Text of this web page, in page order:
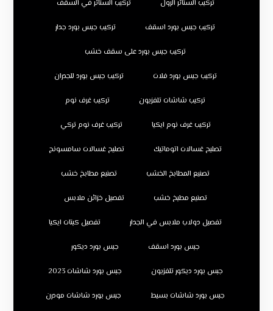
تركيب الستائر الرول تركيب الستائر في السقف
تركيب جبس بورد اسقف تركيب جبس بورد جدار
تركيب جبس بورد على سقف خشب
تركيب جبس بورد فلات تركيب جبس بورد للجدران
تركيب شاشات تلفزيون تركيب غرف نوم
تركيب غرف نوم ايكيا تركيب غرف نوم تركي
تصليح غسالات اتوماتيك تصليح غسالات سامسونج
تصنيع المطابخ الخشب تصنيع مطابخ خشب
تصنيع مطبخ خشب تفصيل خزائن ملابس
تفصيل دولاب ملابس في الجدار تفصيل كبتات ايكيا
جبس بورد اسقف جبس بورد ديكور
جبس بورد ديكور تلفزيون جبس بورد شاشات 2023
جبس بورد شاشات بسيط جبس بورد شاشات مودرن